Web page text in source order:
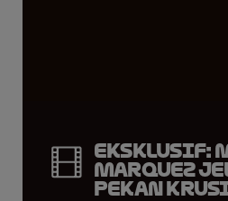
Eksklusif:
Marquez
Pekan